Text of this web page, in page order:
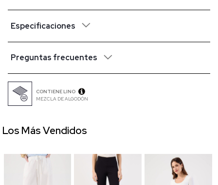
Especificaciones
Preguntas frecuentes
CONTIENE LINO
MEZCLA DE ALGODÓN
Los Más Vendidos